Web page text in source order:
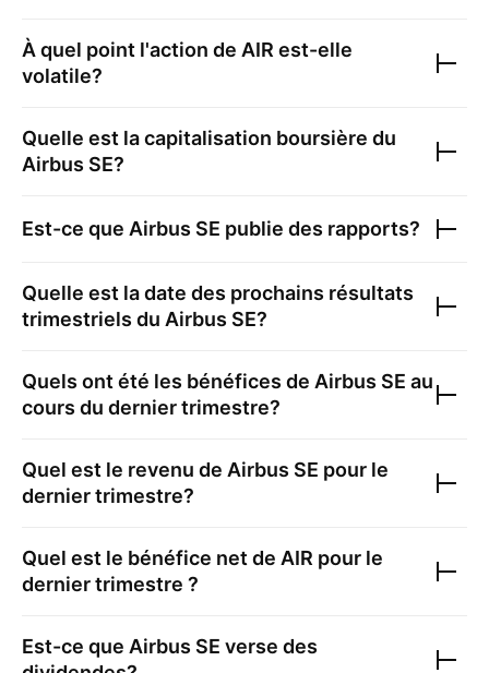
À quel point l'action de AIR est-elle
volatile?
Quelle est la capitalisation boursière du
Airbus SE?
Est-ce que Airbus SE publie des rapports?
Quelle est la date des prochains résultats
trimestriels du Airbus SE?
Quels ont été les bénéfices de Airbus SE au
cours du dernier trimestre?
Quel est le revenu de Airbus SE pour le
dernier trimestre?
Quel est le bénéfice net de AIR pour le
dernier trimestre ?
Est-ce que Airbus SE verse des